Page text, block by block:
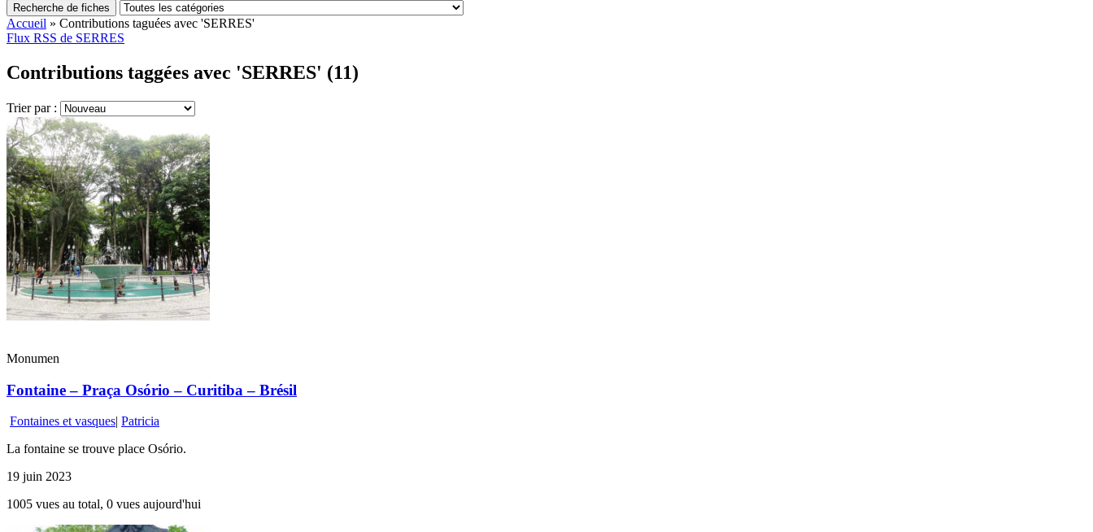
Recherche de fiches
Accueil » Contributions taguées avec 'SERRES'
Flux RSS de SERRES
Contributions taggées avec 'SERRES' (11)
Trier par :
Monumen
Fontaine – Praça Osório – Curitiba – Brésil
Fontaines et vasques| Patricia
La fontaine se trouve place Osório.
19 juin 2023
1005 vues au total, 0 vues aujourd'hui